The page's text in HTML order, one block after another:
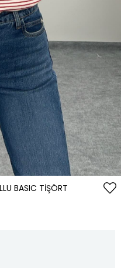
BASIC TIŞÖRT